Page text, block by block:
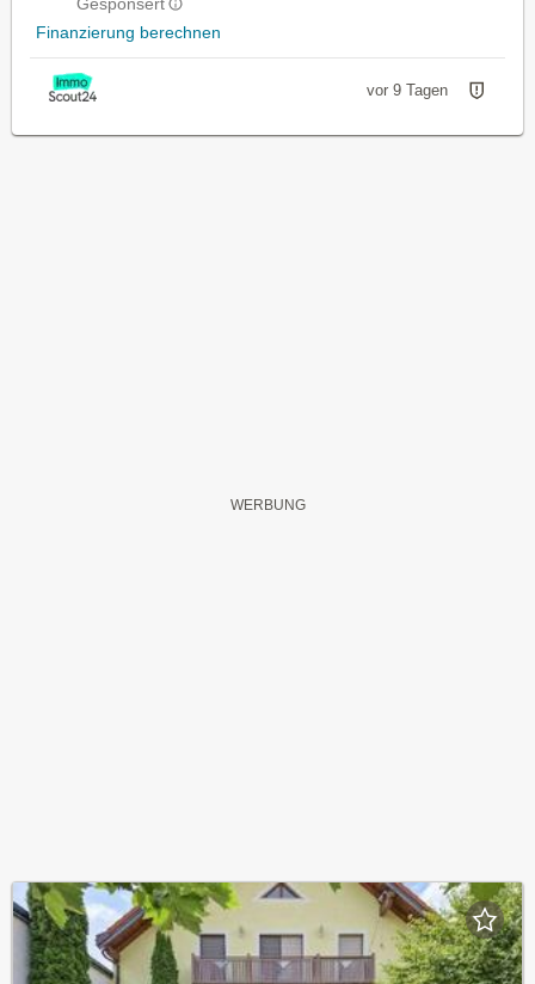
Finanzierung berechnen
vor 9 Tagen